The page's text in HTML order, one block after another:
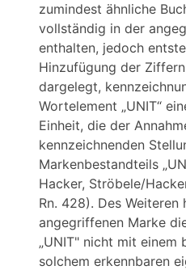
zumindest ähnliche
vollständig in der
enthalten, jedoch
Hinzufügung der
dargelegt,
Wortelement „UNIT“
Einheit, die der
kennzeichnenden
Markenbestandteils
Hacker, Ströbele/
Rn. 428). Des
angegriffenen Marke
„UNIT" nicht mit einem
solchem erkennbaren